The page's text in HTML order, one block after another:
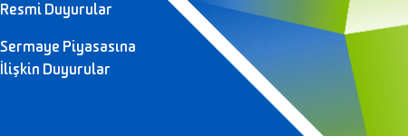
Resmi Duyurular
Sermaye Piyasasına
İlişkin Duyurular